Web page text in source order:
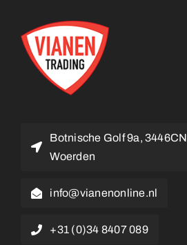
Botnische Golf 9a, 3446CN
Woerden
info@vianenonline.nl
+31 (0)34 8407 089